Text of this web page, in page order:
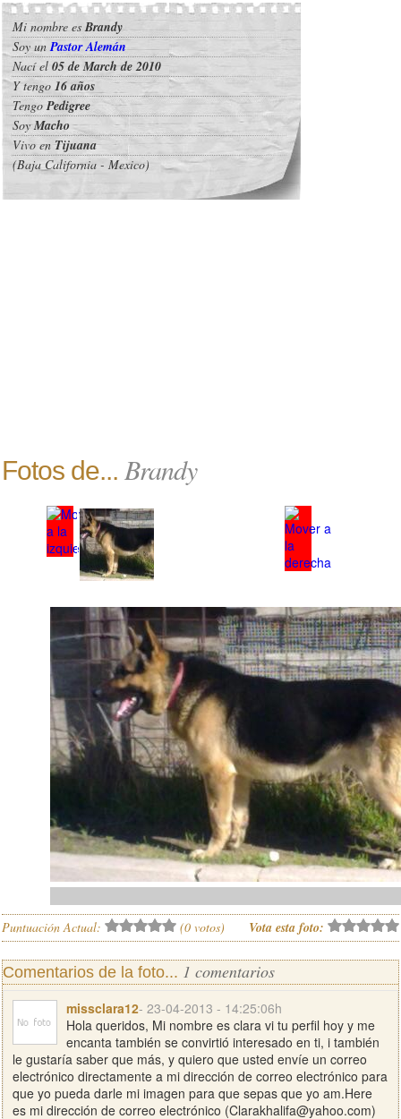
Mi nombre esBrandy
Soy unPastor Alemán
Nací el 05 de March de 2010
Y tengo 16 años
TengoPedigree
SoyMacho
Vivo enTijuana
(Baja California - Mexico)
Fotos de... Brandy
Puntuación Actual: (0 votos) Vota esta foto:
Comentarios de la foto... 1 comentarios
missclara12- 23-04-2013 - 14:25:06h
Hola queridos, Mi nombre es clara vi tu perfil hoy y me
encanta también se convirtió interesado en ti, i también
le gustaría saber que más, y quiero que usted envíe un correo
electrónico directamente a mi dirección de correo electrónico para
que yo pueda darle mi imagen para que sepas que yo am.Here
es mi dirección de correo electrónico (Clarakhalifa@yahoo.com)